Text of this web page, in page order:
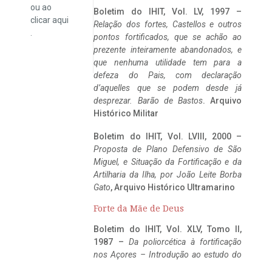
ou ao
clicaraqui
Boletim do IHIT, Vol. LV, 1997 –
Relação dos fortes, Castellos e outros
pontos fortificados, que se achão ao
prezente inteiramente abandonados, e
que nenhuma utilidade tem para a
defeza do Pais, com declaração
d’aquelles que se podem desde já
desprezar. Barão de Bastos. Arquivo
Histórico Militar
Boletim do IHIT, Vol. LVIII, 2000 –
Proposta de Plano Defensivo de São
Miguel, e Situação da Fortificação e da
Artilharia da Ilha, por João Leite Borba
Gato, Arquivo Histórico Ultramarino
Forte da Mãe de Deus
Boletim do IHIT, Vol. XLV, Tomo II,
1987 – Da poliorcética à fortificação
nos Açores – Introdução ao estudo do